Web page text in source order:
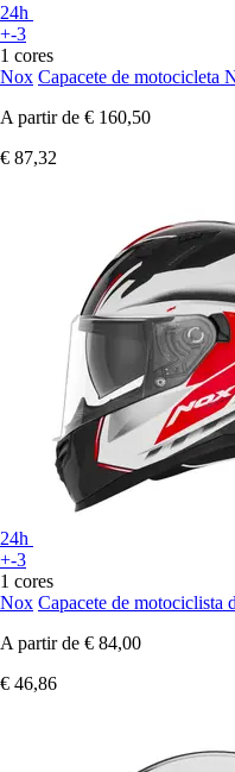
24h
+-3
1 cores
Nox Capacete de motocicleta
A partir de € 160,50
€ 87,32
24h
+-3
1 cores
Nox Capacete de motociclista
A partir de € 84,00
€ 46,86